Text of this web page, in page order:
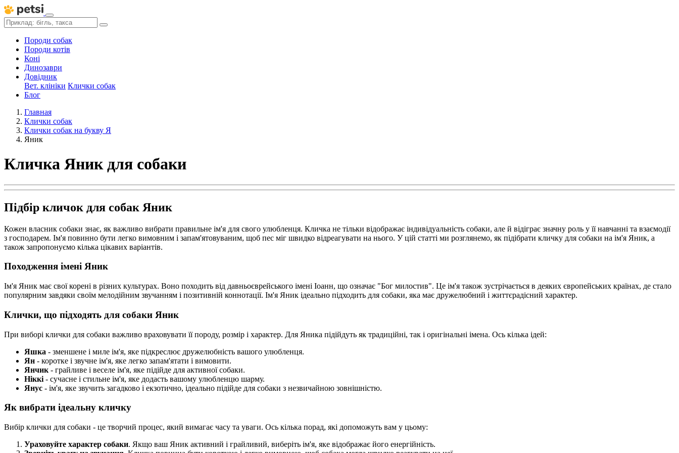
Породи собак
Породи котів
Коні
Динозаври
Довідник
Вет. клініки Клички собак
Блог
Главная
Клички собак
Клички собак на букву Я
Яник
Кличка Яник для собаки
Підбір кличок для собак Яник
Кожен власник собаки знає, як важливо вибрати правильне ім'я для свого улюбленця. Кличка не тільки відображає індивідуальність собаки, але й відіграє значну роль у її навчанні та взаємодії
з господарем. Ім'я повинно бути легко вимовним і запам'ятовуваним, щоб пес міг швидко відреагувати на нього. У цій статті ми розглянемо, як підібрати кличку для собаки на ім'я Яник, а
також запропонуємо кілька цікавих варіантів.
Походження імені Яник
Ім'я Яник має свої корені в різних культурах. Воно походить від давньоєврейського імені Іоанн, що означає "Бог милостив". Це ім'я також зустрічається в деяких європейських країнах, де стало
популярним завдяки своїм мелодійним звучанням і позитивній коннотації. Ім'я Яник ідеально підходить для собаки, яка має дружелюбний і життєрадісний характер.
Клички, що підходять для собаки Яник
При виборі клички для собаки важливо враховувати її породу, розмір і характер. Для Яника підійдуть як традиційні, так і оригінальні імена. Ось кілька ідей:
Яшка - зменшене і миле ім'я, яке підкреслює дружелюбність вашого улюбленця.
Ян - коротке і звучне ім'я, яке легко запам'ятати і вимовити.
Янчик - грайливе і веселе ім'я, яке підійде для активної собаки.
Ніккі - сучасне і стильне ім'я, яке додасть вашому улюбленцю шарму.
Янус - ім'я, яке звучить загадково і екзотично, ідеально підійде для собаки з незвичайною зовнішністю.
Як вибрати ідеальну кличку
Вибір клички для собаки - це творчий процес, який вимагає часу та уваги. Ось кілька порад, які допоможуть вам у цьому:
Ураховуйте характер собаки. Якщо ваш Яник активний і грайливий, виберіть ім'я, яке відображає його енергійність.